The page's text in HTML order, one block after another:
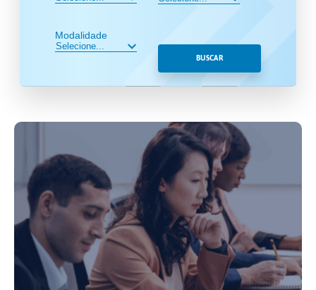
Modalidade
BUSCAR